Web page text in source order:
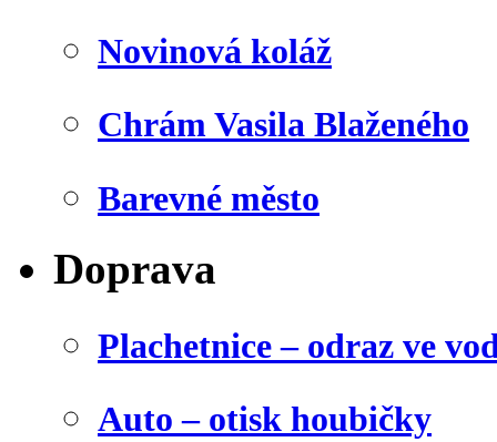
Novinová koláž
Chrám Vasila Blaženého
Barevné město
Doprava
Plachetnice – odraz ve
Auto – otisk houbičky